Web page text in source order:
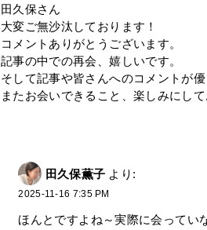
田久保さん
大変ご無沙汰しております！
コメントありがとうございます。
記事の中での再会、嬉しいです。
そして記事や皆さんへのコメントが
またお会いできること、楽しみにして
田久保薫子 より:
2025-11-16 7:35 PM
ほんとですよね～実際に会ってい